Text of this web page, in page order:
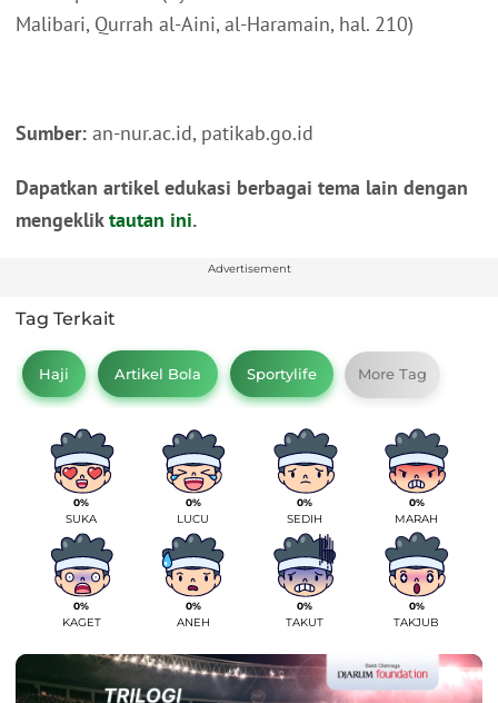
Malibari, Qurrah al-Aini, al-Haramain, hal. 210)
Sumber: an-nur.ac.id, patikab.go.id
Dapatkan artikel edukasi berbagai tema lain dengan
mengekliktautan ini.
Advertisement
Tag Terkait
Haji Artikel Bola Sportylife More Tag
0%
SUKA
0%
LUCU
0%
SEDIH
0%
MARAH
0%
KAGET
0%
ANEH
0%
TAKUT
0%
TAKJUB